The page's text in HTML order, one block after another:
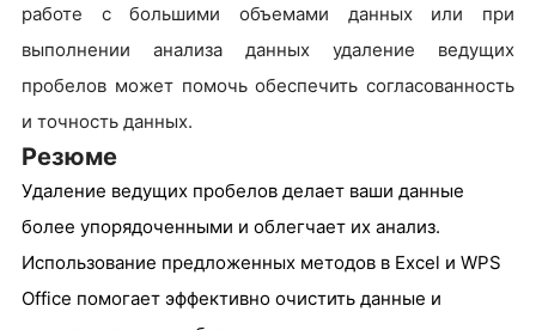
работе с большими объемами данных или при
выполнении анализа данных удаление ведущих
пробелов может помочь обеспечить согласованность
и точность данных.
Резюме
Удаление ведущих пробелов делает ваши данные
более упорядоченными и облегчает их анализ.
Использование предложенных методов в Excel и WPS
Office помогает эффективно очистить данные и